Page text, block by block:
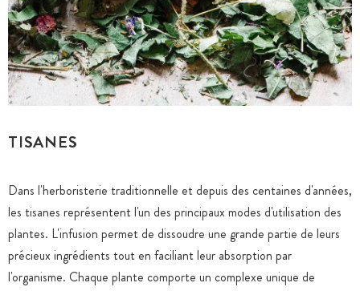
TISANES
Dans l'herboristerie traditionnelle et depuis des centaines d'années,
les tisanes représentent l'un des principaux modes d'utilisation des
plantes. L'infusion permet de dissoudre une grande partie de leurs
précieux ingrédients tout en faciliant leur absorption par
l'organisme. Chaque plante comporte un complexe unique de